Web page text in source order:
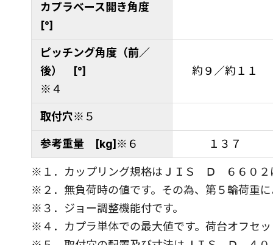
カプラベース開き角度
[°]
ピッチング角度（前／
後） [°]
※４
約９／約１１
取付穴※５
参考重量 [kg] ※６ １３７
※１．カップリング規格はＪＩＳ Ⅾ ６６０２
※２．無負荷時の値です。その為、第５輪荷重
※３．ジョー調整機能付です。
※４．カプラ単体での最大値です。荷台オフセ